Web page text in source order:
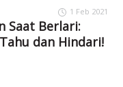
1 Feb 2021
Saat Berlari:
dan Hindari!